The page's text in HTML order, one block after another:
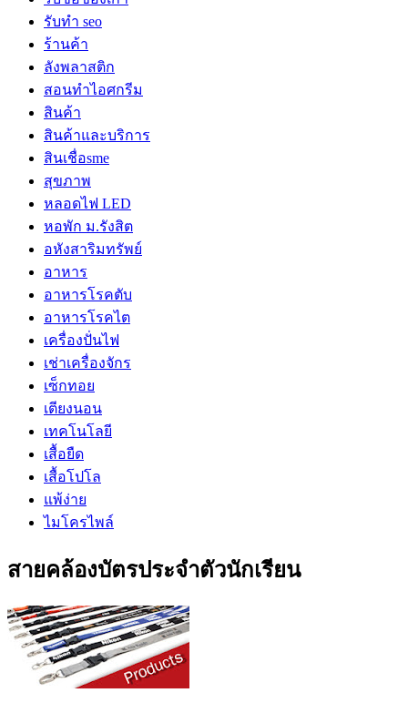
รับทำ seo
ร้านค้า
ลังพลาสติก
สอนทำไอศกรีม
สินค้า
สินค้าและบริการ
สินเชื่อsme
สุขภาพ
หลอดไฟ LED
หอพัก ม.รังสิต
อหังสาริมทรัพย์
อาหาร
อาหารโรคตับ
อาหารโรคไต
เครื่องปั่นไฟ
เช่าเครื่องจักร
เซ็กทอย
เตียงนอน
เทคโนโลยี
เสื้อยืด
เสื้อโปโล
แพ้ง่าย
ไมโครไพล์
สายคล้องบัตรประจำตัวนักเรียน